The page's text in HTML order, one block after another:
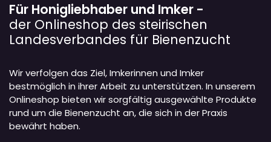
Für Honigliebhaber und Imker -
der Onlineshop des steirischen
Landesverbandes für Bienenzucht
Wir verfolgen das Ziel, Imkerinnen und Imker
bestmöglich in ihrer Arbeit zu unterstützen. In unserem
Onlineshop bieten wir sorgfältig ausgewählte Produkte
rund um die Bienenzucht an, die sich in der Praxis
bewährt haben.